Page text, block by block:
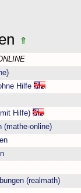
Hilfe
Hilfe)
(mathe-online)
(realmath)